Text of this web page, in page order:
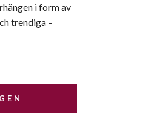
i form av
trendiga –